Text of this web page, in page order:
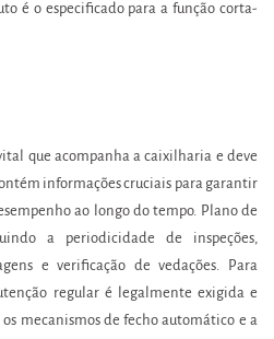
é o especificado para a função corta-
que acompanha a caixilharia e deve
informações cruciais para garantir
ao longo do tempo. Plano de
a periodicidade de inspeções,
e verificação de vedações. Para
regular é legalmente exigida e
mecanismos de fecho automático e a